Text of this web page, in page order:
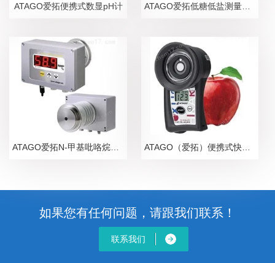
ATAGO爱拓便携式数显pH计 ATAGO爱拓低糖低盐测量糖盐度计
ATAGO（爱拓）便携式快速苹果无损糖度计
如果您有任何问题，请跟我们联系！
联系我们